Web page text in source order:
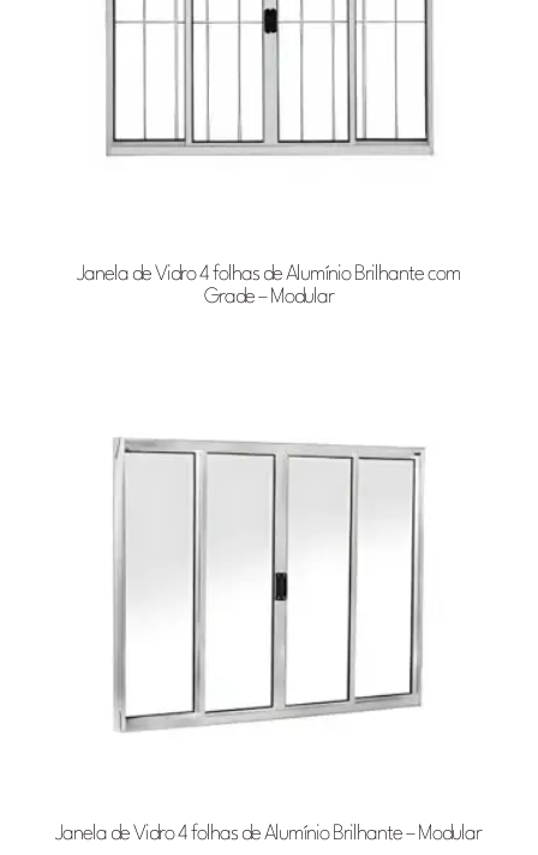
Janela de Vidro 4 folhas de Alumínio Brilhante com
Grade – Modular
Janela de Vidro 4 folhas de Alumínio Brilhante – Modular